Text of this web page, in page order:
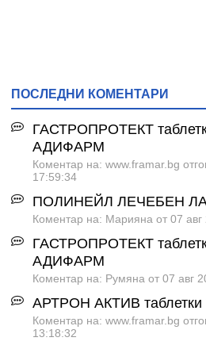
ПОСЛЕДНИ КОМЕНТАРИ
ГАСТРОПРОТЕКТ
АДИФАРМ
Коментар на: www.framar.bg
17:59:34
ПОЛИНЕЙЛ ЛЕЧЕБЕН
Коментар на: Марияна от 07 авг
ГАСТРОПРОТЕКТ
АДИФАРМ
Коментар на: Румяна от 07 авг
АРТРОН АКТИВ
Коментар на: www.framar.bg
13:18:32